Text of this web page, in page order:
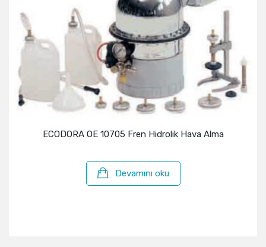
ECODORA OE 10705 Fren Hidrolik Hava Alma
Devamını oku